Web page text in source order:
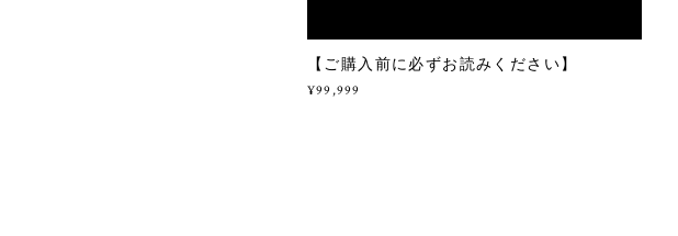
【ご購入前に必ずお読みください】
¥99,999